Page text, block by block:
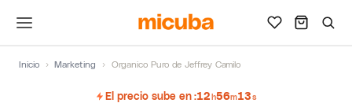
Inicio › Marketing › Organico Puro de Jeffrey Camilo
El precio sube en 12h56m12s